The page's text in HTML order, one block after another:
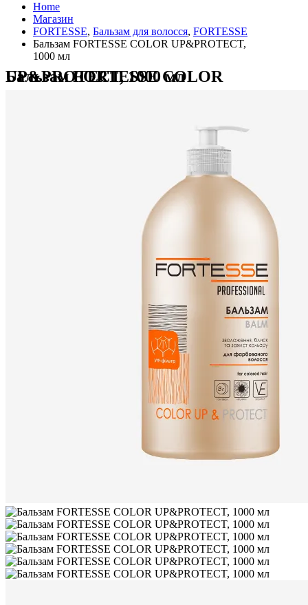
Home
Магазин
FORTESSE, Бальзам для волосся, FORTESSE
Бальзам FORTESSE COLOR UP&PROTECT,
1000 мл
Бальзам FORTESSE COLOR UP&PROTECT, 1000 мл